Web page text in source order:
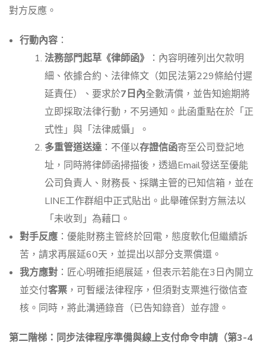
對方反應。
行動內容 ：
法務部門起草《律師函》
：內容明確列出欠款明
細、依據合約、法律條文（如民法第229條給付遲
延責任）、要求於7日內全數清償，並告知逾期將
立即採取法律行動，不另通知。此函重點在於「正
式性」與「法律威懾」。
多重管道送達：不僅以存證信函寄至公司登記地
址，同時將律師函掃描後，透過Email發送至優能
公司負責人、財務長、採購主管的已知信箱，並在
LINE工作群組中正式貼出。此舉確保對方無法以
「未收到」為藉口。
對手反應 ：優能財務主管終於回電，態度軟化但繼續訴
苦，請求再展延60天，並提出以部分支票償還。
我方應對 ：匠心明確拒絕展延，但表示若能在3日內開立
並交付客票 ，可暫緩法律程序，但須對支票進行徵信查
核。同時，將此溝通錄音（已告知錄音）並存證。
第二階梯：同步法律程序準備與線上支付命令申請（第3-4